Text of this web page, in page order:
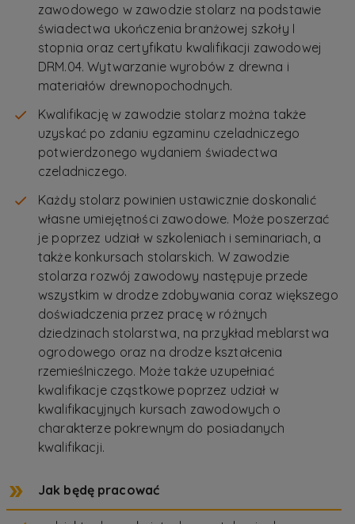
zawodowego w zawodzie stolarz na podstawie
świadectwa ukończenia branżowej szkoły I
stopnia oraz certyfikatu kwalifikacji zawodowej
DRM.04. Wytwarzanie wyrobów z drewna i
materiałów drewnopochodnych.
Kwalifikację w zawodzie stolarz można także
uzyskać po zdaniu egzaminu czeladniczego
potwierdzonego wydaniem świadectwa
czeladniczego.
Każdy stolarz powinien ustawicznie doskonalić
własne umiejętności zawodowe. Może poszerzać
je poprzez udział w szkoleniach i seminariach, a
także konkursach stolarskich. W zawodzie
stolarza rozwój zawodowy następuje przede
wszystkim w drodze zdobywania coraz większego
doświadczenia przez pracę w różnych
dziedzinach stolarstwa, na przykład meblarstwa
ogrodowego oraz na drodze kształcenia
rzemieślniczego. Może także uzupełniać
kwalifikacje cząstkowe poprzez udział w
kwalifikacyjnych kursach zawodowych o
charakterze pokrewnym do posiadanych
kwalifikacji.
Jak będę pracować